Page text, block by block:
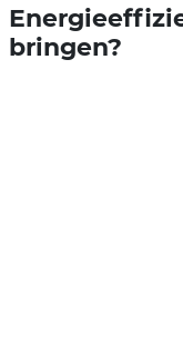
bringen?